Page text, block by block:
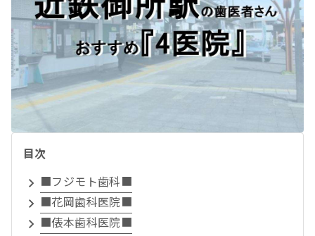
目次
■フジモト歯科■
■花岡歯科医院■
■俵本歯科医院■